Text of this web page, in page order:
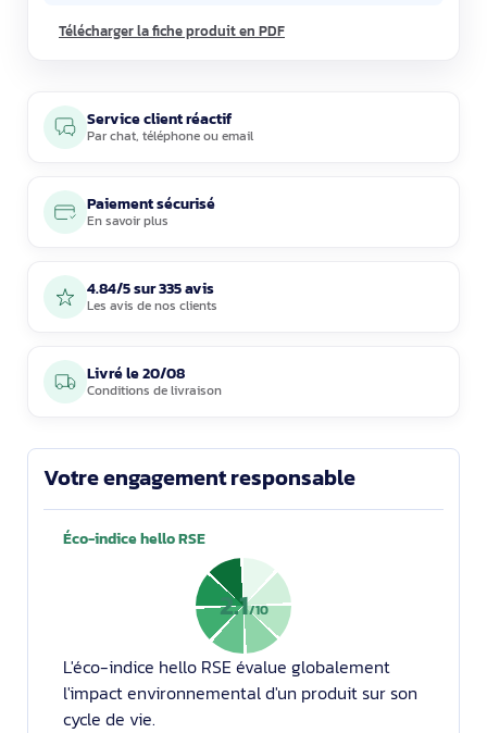
Télécharger la fiche produit en PDF
Service client réactif
Parchat, téléphoneouemail
Paiement sécurisé
En savoir plus
4.84/5 sur 335 avis
Les avis de nos clients
Livré le20/08
Conditions de livraison
Votre engagement responsable
Éco-indice hello RSE
2.1/10
L'éco-indice hello RSE évalue globalement
l'impact environnemental d'un produit sur son
cycle de vie.